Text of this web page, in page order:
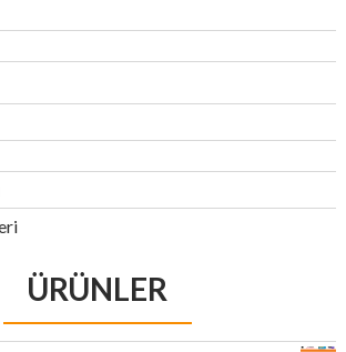
ÜRÜNLER